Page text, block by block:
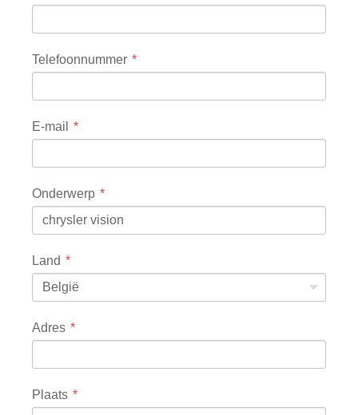
Telefoonnummer
E-mail
Onderwerp
Land
België
Adres
Plaats